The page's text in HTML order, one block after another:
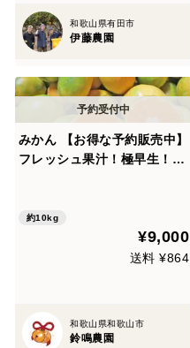
和歌山県有田市
伊藤農園
みかん 【お得な予約販売中】
フレッシュ果汁！極早生！季
約10kg
¥9,000
送料 ¥864
和歌山県和歌山市
鈴鳴農園